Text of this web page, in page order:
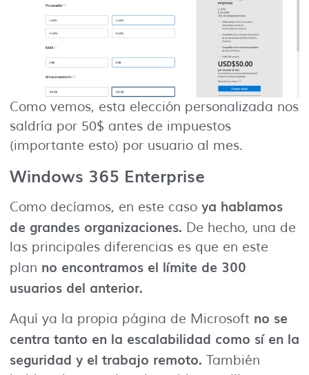
Como vemos, esta elección personalizada nos
saldría por 50$ antes de impuestos
(importante esto) por usuario al mes.
Windows 365 Enterprise
Como decíamos, en este caso ya hablamos
de grandes organizaciones. De hecho, una de
las principales diferencias es que en este
plan no encontramos el límite de 300
usuarios del anterior.
Aquí ya la propia página de Microsoft no se
centra tanto en la escalabilidad como sí en la
seguridad y el trabajo remoto. También